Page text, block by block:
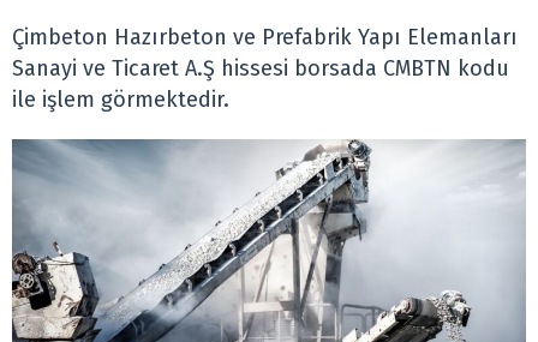
Çimbeton Hazırbeton ve Prefabrik Yapı Elemanları
Sanayi ve Ticaret A.Ş hissesi borsada CMBTN kodu
ile işlem görmektedir.